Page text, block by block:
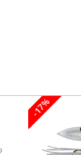
-17%